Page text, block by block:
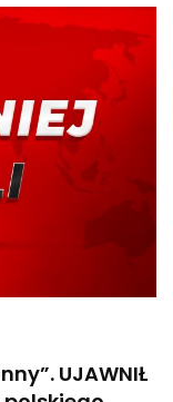
TVP
Nagrania
UJAWNIŁ